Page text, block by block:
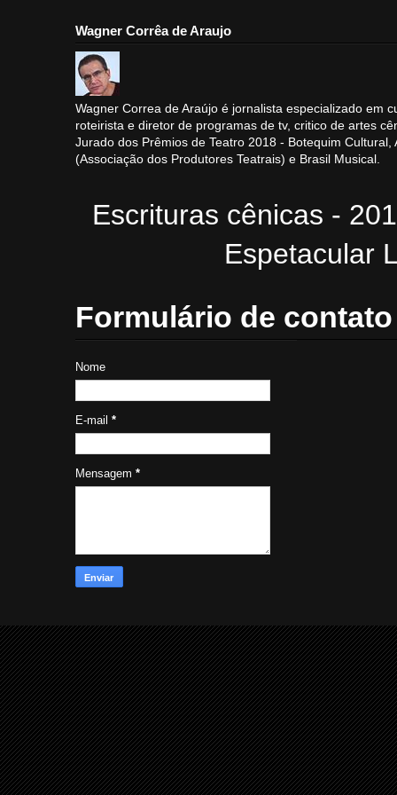
Wagner Corrêa de Araujo
Wagner Correa de Araújo é jornalista especializado em
roteirista e diretor de programas de tv, critico de artes
Jurado dos Prêmios de Teatro 2018 - Botequim Cultural,
(Associação dos Produtores Teatrais) e Brasil Musical.
Escrituras cênicas -
Espetacular
Formulário de contato
Nome
E-mail *
Mensagem *